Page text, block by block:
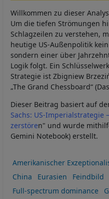
Willkommen zu dieser
Um die tiefen Strömungen
Schlagzeilen zu verstehen,
heutige US-Außenpolitik
sondern einer über
Logik folgt. Ein
Strategie ist Zbigniew
„The Grand Chessboard“
Dieser Beitrag basiert auf
Sachs: US-Imperialstrategie
zerstören" und wurde
Gemini Notebook) erstellt.
Amerikanischer
China
Eurasien
Feindbild
Full-spectrum dominance